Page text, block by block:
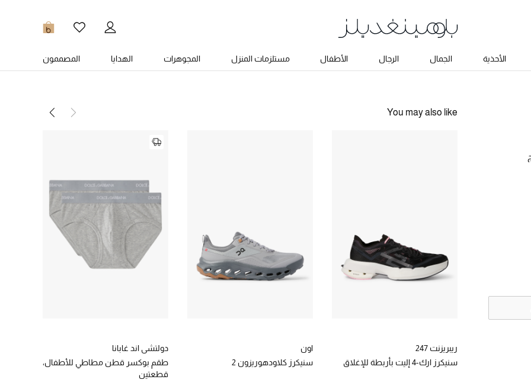
0
الأحذية الجمال الرجال الأطفال مستلزمات المنزل المجوهرات الهدايا المصممون
You may also like
ريبريزنت 247
سنيكرز ارك-4 إليت بأربطة للإغلاق
اون
سنيكرز كلاودهوريزون 2
دولتشي اند غابانا
طقم بوكسر قطن مطاطي للأطفال،
قطعتين